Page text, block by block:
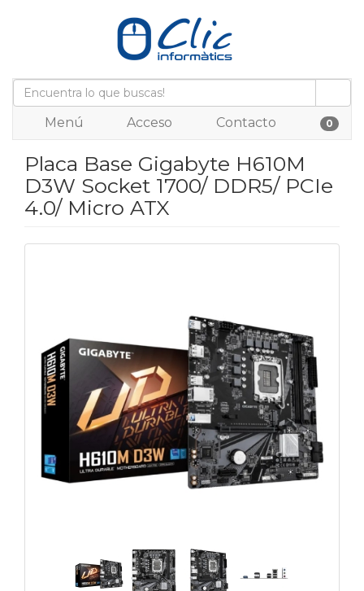
Menú Acceso Contacto 0
Placa Base Gigabyte H610M
D3W Socket 1700/ DDR5/ PCIe
4.0/ Micro ATX